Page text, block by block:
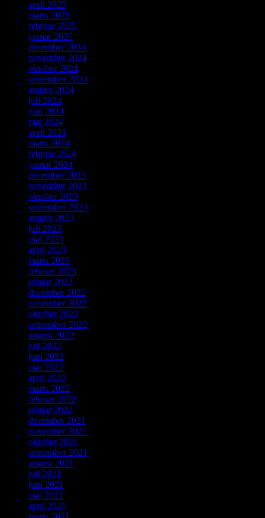
april 2025
marts 2025
februar 2025
januar 2025
december 2024
november 2024
oktober 2024
september 2024
august 2024
juli 2024
juni 2024
maj 2024
april 2024
marts 2024
februar 2024
januar 2024
december 2023
november 2023
oktober 2023
september 2023
august 2023
juli 2023
maj 2023
april 2023
marts 2023
februar 2023
januar 2023
december 2022
november 2022
oktober 2022
september 2022
august 2022
juli 2022
juni 2022
maj 2022
april 2022
marts 2022
februar 2022
januar 2022
december 2021
november 2021
oktober 2021
september 2021
august 2021
juli 2021
juni 2021
maj 2021
april 2021